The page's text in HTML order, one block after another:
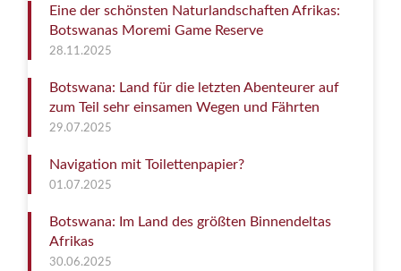
Eine der schönsten Naturlandschaften Afrikas:
Botswanas Moremi Game Reserve
28.11.2025
Botswana: Land für die letzten Abenteurer auf
zum Teil sehr einsamen Wegen und Fährten
29.07.2025
Navigation mit Toilettenpapier?
01.07.2025
Botswana: Im Land des größten Binnendeltas
Afrikas
30.06.2025